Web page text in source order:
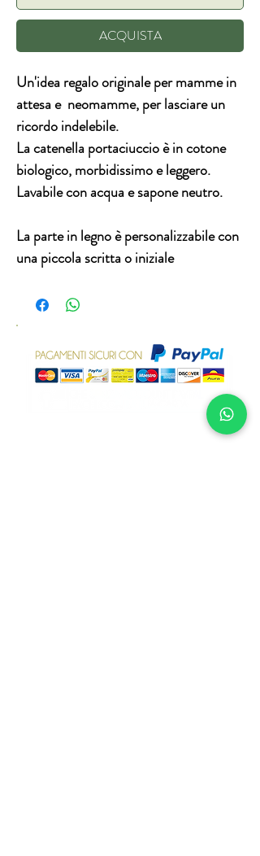
ACQUISTA
Un'idea regalo originale per mamme in
attesa e neomamme, per lasciare un
ricordo indelebile.
La catenella portaciuccio è in cotone
biologico, morbidissimo e leggero.
Lavabile con acqua e sapone neutro.
La parte in legno è personalizzabile con
una piccola scritta o iniziale